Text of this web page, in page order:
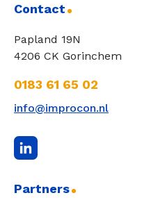
Contact
Papland 19N
4206 CK Gorinchem
0183 61 65 02
info@improcon.nl
Partners